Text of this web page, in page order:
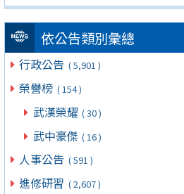
依公告類別彙總
行政公告 ( 5,901 )
榮譽榜 ( 154 )
武漢榮耀 ( 30 )
武中豪傑 ( 16 )
人事公告 ( 591 )
進修研習 ( 2,607 )